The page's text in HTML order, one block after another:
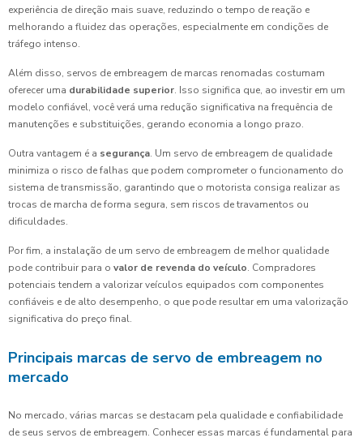
experiência de direção mais suave, reduzindo o tempo de reação e
melhorando a fluidez das operações, especialmente em condições de
tráfego intenso.
Além disso, servos de embreagem de marcas renomadas costumam
oferecer uma durabilidade superior. Isso significa que, ao investir em um
modelo confiável, você verá uma redução significativa na frequência de
manutenções e substituições, gerando economia a longo prazo.
Outra vantagem é a segurança. Um servo de embreagem de qualidade
minimiza o risco de falhas que podem comprometer o funcionamento do
sistema de transmissão, garantindo que o motorista consiga realizar as
trocas de marcha de forma segura, sem riscos de travamentos ou
dificuldades.
Por fim, a instalação de um servo de embreagem de melhor qualidade
pode contribuir para o valor de revenda do veículo. Compradores
potenciais tendem a valorizar veículos equipados com componentes
confiáveis e de alto desempenho, o que pode resultar em uma valorização
significativa do preço final.
Principais marcas de servo de embreagem no
mercado
No mercado, várias marcas se destacam pela qualidade e confiabilidade
de seus servos de embreagem. Conhecer essas marcas é fundamental para